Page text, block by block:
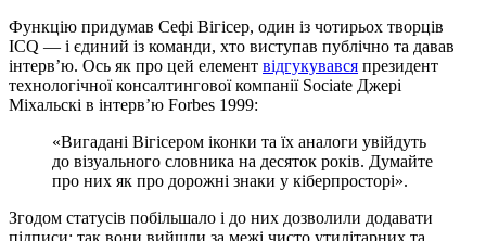
Функцію придумав Сефі Вігісер, один із чотирьох творців
ICQ — і єдиний із команди, хто виступав публічно та давав
інтерв’ю. Ось як про цей елемент відгукувався президент
технологічної консалтингової компанії Sociate Джері
Міхальскі в інтерв’ю Forbes 1999:
«Вигадані Вігісером іконки та їх аналоги увійдуть
до візуального словника на десяток років. Думайте
про них як про дорожні знаки у кіберпросторі».
Згодом статусів побільшало і до них дозволили додавати
підписи: так вони вийшли за межі чисто утилітарних та